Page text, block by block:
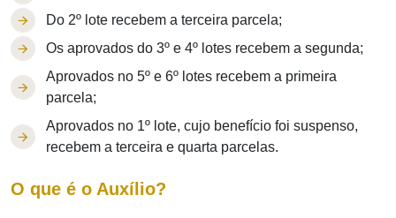
Do 2º lote recebem a terceira parcela;
Os aprovados do 3º e 4º lotes recebem a segunda;
Aprovados no 5º e 6º lotes recebem a primeira
parcela;
Aprovados no 1º lote, cujo benefício foi suspenso,
recebem a terceira e quarta parcelas.
O que é o Auxílio?